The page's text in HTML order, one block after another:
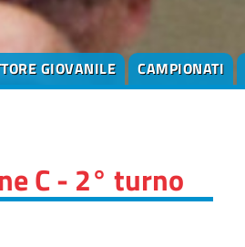
GIOVANILE CAMPIONATI
C - 2° turno